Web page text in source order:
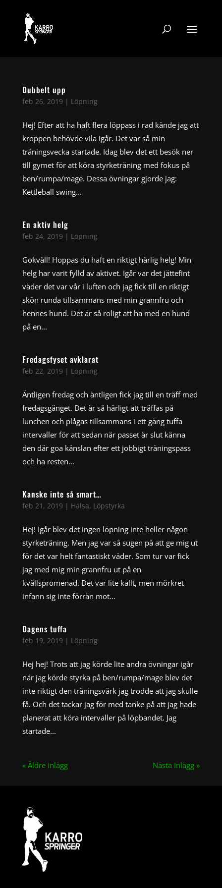
Dubbelt upp
feb 26, 2019 | Löpning
Hej! Efter att ha haft flera löppass i rad kände jag att
kroppen behövde vila igår. Det var så min
träningsvecka startade. Idag blev det ett besök ner
till gymet för att köra styrketräning med fokus på
ben/rumpa/mage. Dessa övningar gjorde jag:
Kettleball swing...
En aktiv helg
feb 24, 2019 | Löpning
Gokväll! Hoppas du haft en riktigt härlig helg! Min
helg har varit fylld av aktivet. Igår var det jättefint
väder det var vår i luften och jag fick till en riktigt
skön runda tillsammans med min grannfru och
hennes hund. Det är så roligt att ha med en hund
på en...
Fredagsfyset avklarat
feb 22, 2019 | Löpning
Äntligen fredag och äntligen fick jag till en träff med
fredagsgänget. Det är så härligt att träffas på
lunchen och plågas tillsammans i ett gäng tuffa
intervaller för att sedan när passet är slut känna
den där goa känslan efter ett jobbigt träningspass
och ha resten...
Kanske inte så smart…
feb 21, 2019 | Hälsa, Löpstyrka
Hej! Igår blev det ingen löpning inte heller någon
styrketräning. Men jag var så sugen på att ge mig ut
för det var helt fantastiskt väder. Som tur var fick
jag med mig min grannfru ut på en
kvällspromenad. Det var lite kallt, men mörkret
infann sig inte förrän mot...
Dagens tuffa
feb 19, 2019 | Löpning
Hej hej! Trots att jag körde lite andra övningar igår
när jag körde styrka på ben/rumpa/mage blev det
inte riktigt den träningsvärk jag trodde att jag skulle
få. Och det tackar jag för med tanke på att jag hade
planerat att köra intervaller på löpbandet. Jag
startade...
« Äldre inlägg Nästa Inlägg »